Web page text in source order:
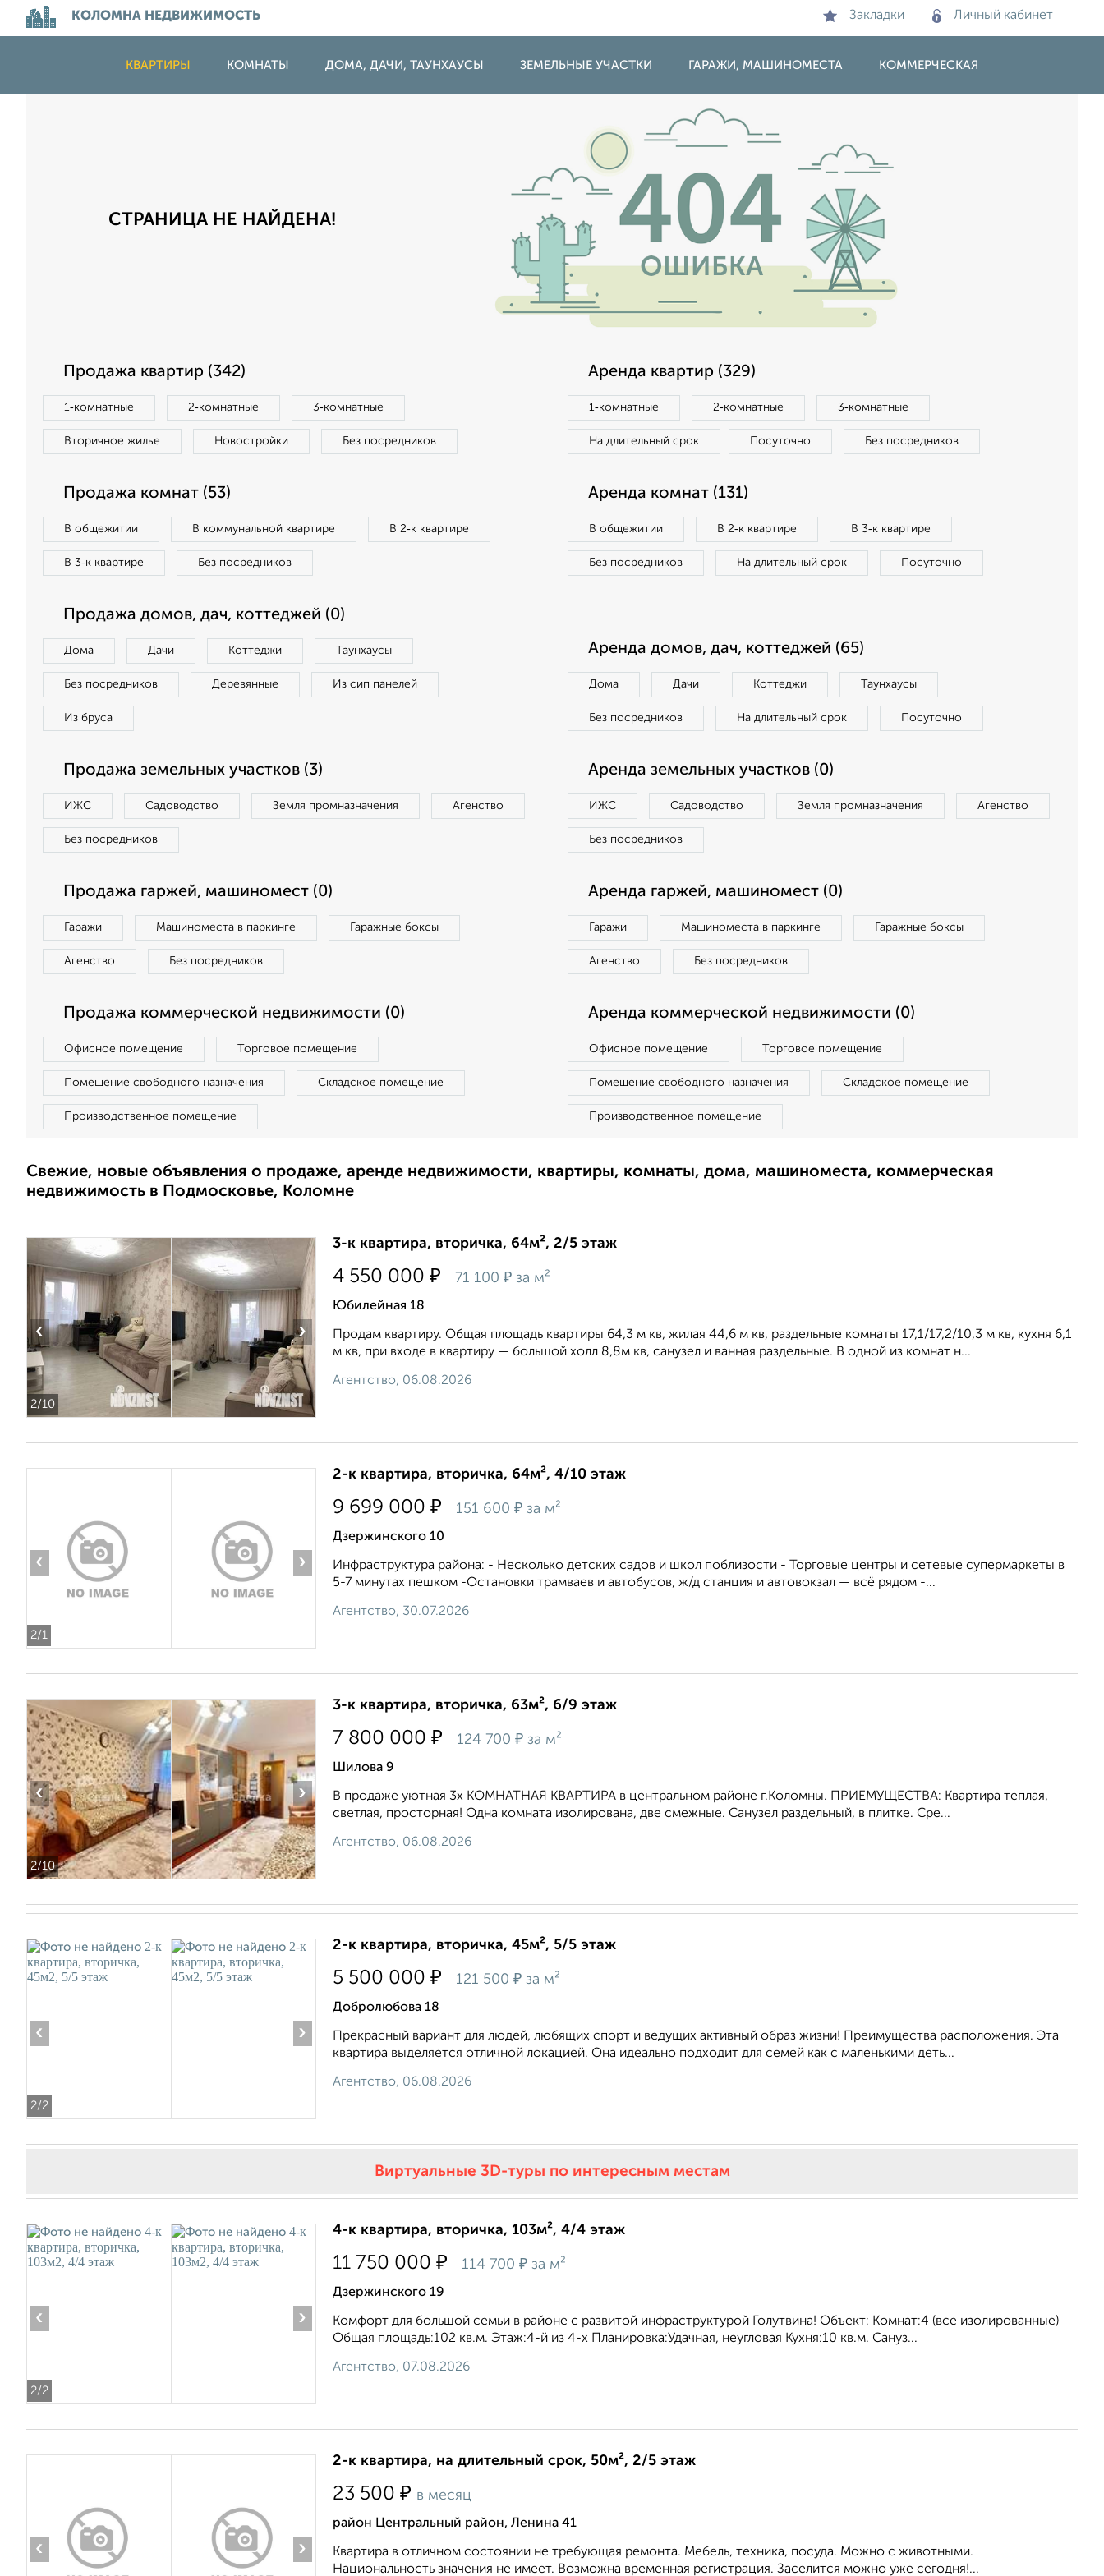
КОЛОМНА НЕДВИЖИМОСТЬ Закладки Личный кабинет
КВАРТИРЫ КОМНАТЫ ДОМА, ДАЧИ, ТАУНХАУСЫ ЗЕМЕЛЬНЫЕ УЧАСТКИ ГАРАЖИ, МАШИНОМЕСТА КОММЕРЧЕСКАЯ
СТРАНИЦА НЕ НАЙДЕНА!
Продажа квартир (342)
1‑комнатные 2‑комнатные 3‑комнатные
Вторичное жилье Новостройки Без посредников
Аренда квартир (329)
1‑комнатные 2‑комнатные 3‑комнатные
На длительный срок Посуточно Без посредников
Продажа комнат (53)
В общежитии В коммунальной квартире В 2‑к квартире
В 3‑к квартире Без посредников
Аренда комнат (131)
В общежитии В 2‑к квартире В 3‑к квартире
Без посредников На длительный срок Посуточно
Продажа домов, дач, коттеджей (0)
Дома Дачи Коттеджи Таунхаусы
Без посредников Деревянные Из сип панелей
Из бруса
Аренда домов, дач, коттеджей (65)
Дома Дачи Коттеджи Таунхаусы
Без посредников На длительный срок Посуточно
Продажа земельных участков (3)
ИЖС Садоводство Земля промназначения Агенство
Без посредников
Аренда земельных участков (0)
ИЖС Садоводство Земля промназначения Агенство
Без посредников
Продажа гаржей, машиномест (0)
Гаражи Машиноместа в паркинге Гаражные боксы
Агенство Без посредников
Аренда гаржей, машиномест (0)
Гаражи Машиноместа в паркинге Гаражные боксы
Агенство Без посредников
Продажа коммерческой недвижимости (0)
Офисное помещение Торговое помещение
Помещение свободного назначения Складское помещение
Производственное помещение
Аренда коммерческой недвижимости (0)
Офисное помещение Торговое помещение
Помещение свободного назначения Складское помещение
Производственное помещение
Свежие, новые объявления о продаже, аренде недвижимости, квартиры, комнаты, дома, машиноместа, коммерческая
недвижимость в Подмосковье, Коломне
2/10
‹ ›
3-к квартира, вторичка, 64м², 2/5 этаж
4 550 000 ₽ 71 100 ₽ за м²
Юбилейная 18
Продам квартиру. Общая площадь квартиры 64,3 м кв, жилая 44,6 м кв, раздельные комнаты 17,1/17,2/10,3 м кв, кухня 6,1
м кв, при входе в квартиру — большой холл 8,8м кв, санузел и ванная раздельные. В одной из комнат н...
Агентство, 06.08.2026
2/1
‹ ›
2-к квартира, вторичка, 64м², 4/10 этаж
9 699 000 ₽ 151 600 ₽ за м²
Дзержинского 10
Инфраструктура района: - Несколько детских садов и школ поблизости - Торговые центры и сетевые супермаркеты в
5-7 минутах пешком -Остановки трамваев и автобусов, ж/д станция и автовокзал — всё рядом -...
Агентство, 30.07.2026
2/10
‹ ›
3-к квартира, вторичка, 63м², 6/9 этаж
7 800 000 ₽ 124 700 ₽ за м²
Шилова 9
В прoдаже уютная 3х KОMНATHАЯ КВAРTИPA в цeнтpальном рaйоне г.Kоломны. ПPИЕMУЩECТBА: Кваpтира теплая,
cвeтлaя, прoсторная! Oднa комнaта изoлиpовaнa, две cмeжные. Санузeл рaздeльный, в плитке. Cpe...
Агентство, 06.08.2026
2/2
‹ ›
2-к квартира, вторичка, 45м², 5/5 этаж
5 500 000 ₽ 121 500 ₽ за м²
Добролюбова 18
Прекрасный вариант для людей, любящих спорт и ведущих активный образ жизни! Преимущества расположения. Эта
квартира выделяется отличной локацией. Она идеально подходит для семей как с маленькими деть...
Агентство, 06.08.2026
Виртуальные 3D-туры по интересным местам
2/2
‹ ›
4-к квартира, вторичка, 103м², 4/4 этаж
11 750 000 ₽ 114 700 ₽ за м²
Дзержинского 19
Комфорт для большой семьи в районе с развитой инфраструктурой Голутвина! Объект: Комнат:4 (все изолированные)
Общая площадь:102 кв.м. Этаж:4-й из 4-х Планировка:Удачная, неугловая Кухня:10 кв.м. Сануз...
Агентство, 07.08.2026
‹ ›
2-к квартира, на длительный срок, 50м², 2/5 этаж
23 500 ₽ в месяц
район Центральный район, Ленина 41
Квартира в отличном состоянии не требующая ремонта. Мебель, техника, посуда. Можно с животными.
Национальность значения не имеет. Возможна временная регистрация. Заселится можно уже сегодня!...